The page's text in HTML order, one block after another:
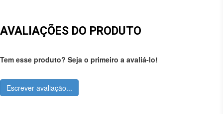
AVALIAÇÕES DO PRODUTO
Tem esse produto? Seja o primeiro a avaliá-lo!
Escrever avaliação...